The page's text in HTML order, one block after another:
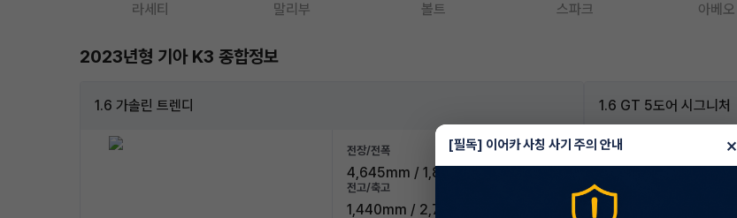
라세티 말리부 볼트 스파크 아베오
2023년형 기아 K3 종합정보
1.6 가솔린 트렌디
전장/전폭
4,645mm / 1,800mm
전고/축고
1,440mm / 2,700mm
1.6 GT 5도어 시그니처
[필독] 이어카 사칭 사기 주의 안내 ×